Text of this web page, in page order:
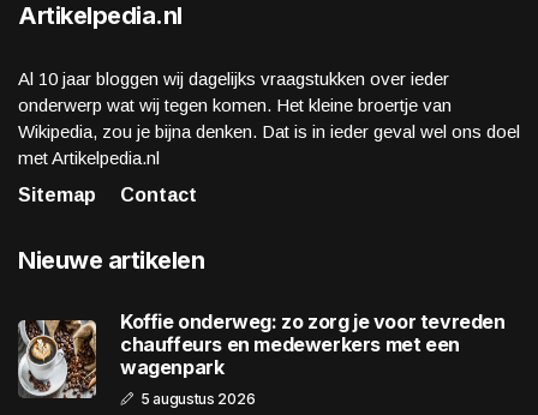
Artikelpedia.nl
Al 10 jaar bloggen wij dagelijks vraagstukken over ieder
onderwerp wat wij tegen komen. Het kleine broertje van
Wikipedia, zou je bijna denken. Dat is in ieder geval wel ons doel
met Artikelpedia.nl
Sitemap
Contact
Nieuwe artikelen
Koffie onderweg: zo zorg je voor tevreden
chauffeurs en medewerkers met een
wagenpark
5 augustus 2026